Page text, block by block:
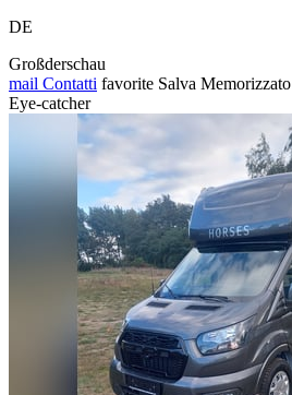
DE
Großderschau
mail Contatti favorite Salva Memorizzato
Eye-catcher